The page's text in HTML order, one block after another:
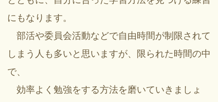
にもなります。
部活や委員会活動などで自由時間が制限されて
しまう人も多いと思いますが、限られた時間の中
で、
効率よく勉強をする方法を磨いていきましょ